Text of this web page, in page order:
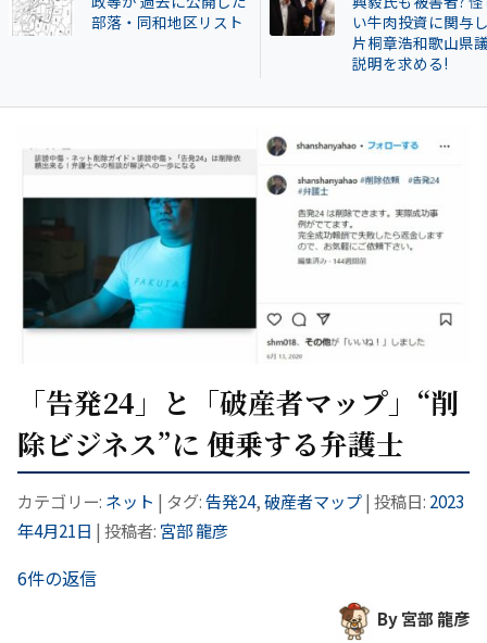
区リスト
い牛肉投資に関与した
片桐章浩和歌山県議に
「告発24」と「破産者マップ」“削
除ビジネス”に 便乗する弁護士
カテゴリー: ネット | タグ:告発24,破産者マップ| 投稿日: 2023
年4月21日 | 投稿者: 宮部 龍彦
6件の返信
By 宮部 龍彦